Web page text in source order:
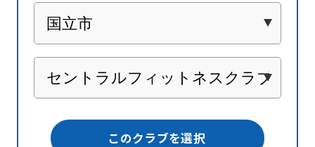
このクラブを選択